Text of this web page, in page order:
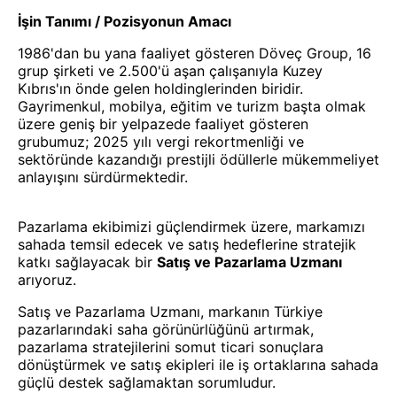
İşin Tanımı / Pozisyonun Amacı
1986'dan bu yana faaliyet gösteren Döveç Group, 16
grup şirketi ve 2.500'ü aşan çalışanıyla Kuzey
Kıbrıs'ın önde gelen holdinglerinden biridir.
Gayrimenkul, mobilya, eğitim ve turizm başta olmak
üzere geniş bir yelpazede faaliyet gösteren
grubumuz; 2025 yılı vergi rekortmenliği ve
sektöründe kazandığı prestijli ödüllerle mükemmeliyet
anlayışını sürdürmektedir.
Pazarlama ekibimizi güçlendirmek üzere, markamızı
sahada temsil edecek ve satış hedeflerine stratejik
katkı sağlayacak bir Satış ve Pazarlama Uzmanı
arıyoruz.
Satış ve Pazarlama Uzmanı, markanın Türkiye
pazarlarındaki saha görünürlüğünü artırmak,
pazarlama stratejilerini somut ticari sonuçlara
dönüştürmek ve satış ekipleri ile iş ortaklarına sahada
güçlü destek sağlamaktan sorumludur.